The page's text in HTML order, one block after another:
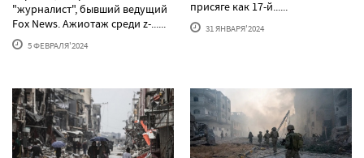
"журналист", бывший ведущий
Fox News. Ажиотаж среди z-......
5 ФЕВРАЛЯ'2024
присяге как 17-й......
31 ЯНВАРЯ'2024